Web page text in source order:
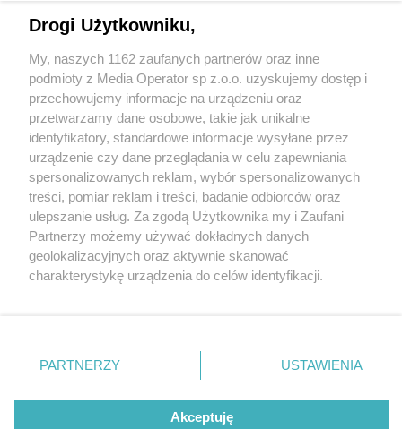
4 / 0
Wydawca mediów lokalnych
Nie zapomnij
zapoznać się z:
polityką prywatności
Twojemiasto
Piekary Śląskie
Chorzów
Tarnowskie Góry
Gliwice
Skontakuj sięz nami
Kontakt
Redakcja
Newsletter
Drogi Użytkowniku,
My, naszych 1162 zaufanych partnerów oraz inne
podmioty z Media Operator sp z.o.o. uzyskujemy dostęp i
przechowujemy informacje na urządzeniu oraz
przetwarzamy dane osobowe, takie jak unikalne
identyfikatory, standardowe informacje wysyłane przez
urządzenie czy dane przeglądania w celu zapewniania
spersonalizowanych reklam, wybór spersonalizowanych
treści, pomiar reklam i treści, badanie odbiorców oraz
ulepszanie usług. Za zgodą Użytkownika my i Zaufani
Partnerzy możemy używać dokładnych danych
geolokalizacyjnych oraz aktywnie skanować
charakterystykę urządzenia do celów identyfikacji.
zmienić/wycofać klikając przycisk ustawień prywatności
znajdujący się w lewym dolnym rogu strony
rodzaje przetwarzania danych nie wymagają zgody
użytkownika, ale masz prawo sprzeciwić się takiemu
PARTNERZY USTAWIENIA
Akceptuję